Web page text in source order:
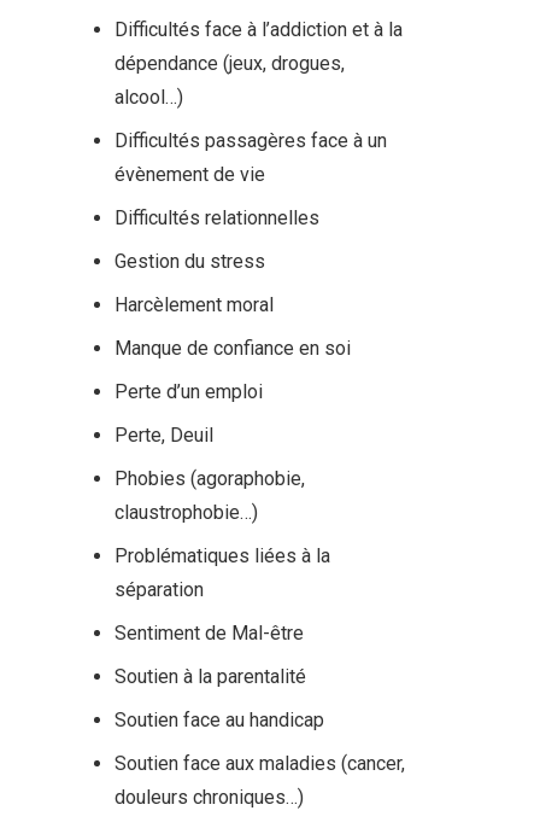
Difficultés face à l’addiction et à la
dépendance (jeux, drogues,
alcool…)
Difficultés passagères face à un
évènement de vie
Difficultés relationnelles
Gestion du stress
Harcèlement moral
Manque de confiance en soi
Perte d’un emploi
Perte, Deuil
Phobies (agoraphobie,
claustrophobie…)
Problématiques liées à la
séparation
Sentiment de Mal-être
Soutien à la parentalité
Soutien face au handicap
Soutien face aux maladies (cancer,
douleurs chroniques…)